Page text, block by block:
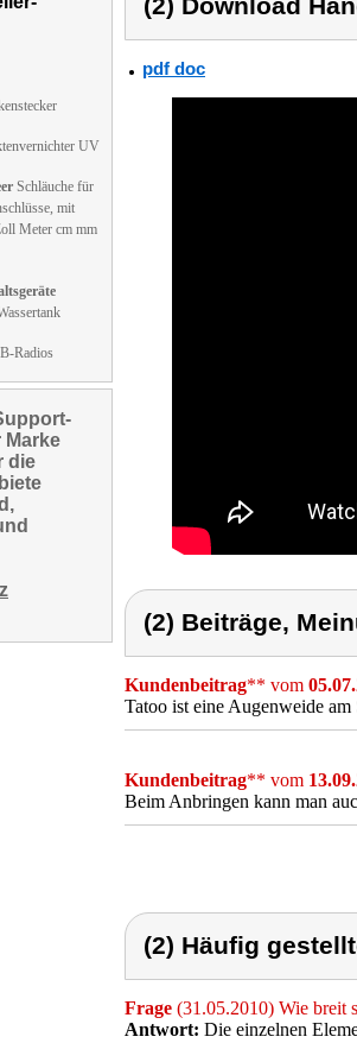
UV
Schläuche für
mit
Meter cm mm
Radios
Marke
die
(2) Download
pdf doc
(2) Beiträge,
Kundenbeitrag** vom
Tatoo ist eine Augenweide
Kundenbeitrag** vom
Beim Anbringen kann man
(2) Häufig
Frage (31.05.2010) Wie breit
Antwort: Die einzelnen